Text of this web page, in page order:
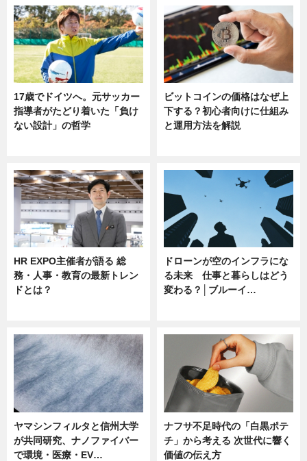
17歳でドイツへ。元サッカー
指導者がたどり着いた「負け
ない設計」の哲学
ビットコインの価格はなぜ上
下する？初心者向けに仕組み
と運用方法を解説
HR EXPO主催者が語る 総
務・人事・教育の最新トレン
ドとは？
ドローンが空のインフラにな
る未来 仕事と暮らしはどう
変わる？│ブルーイ…
ヤマシンフィルタと信州大学
が共同研究、ナノファイバー
で環境・医療・EV…
ナフサ不足時代の「白黒ポテ
チ」から考える 次世代に響く
価値の伝え方